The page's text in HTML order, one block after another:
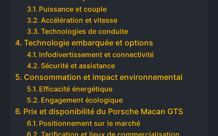
Puissance et couple
Accélération et vitesse
Technologies de conduite
Technologie embarquée et options
Infodivertissement et connectivité
Sécurité et assistance
Consommation et impact environnemental
Efficacité énergétique
Engagement écologique
Prix et disponibilité du Porsche Macan GTS
Positionnement sur le marché
Tarification et lieux de commercialisation